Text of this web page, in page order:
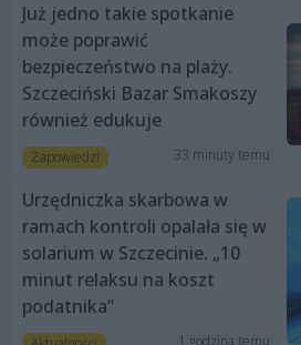
Już jedno takie spotkanie
może poprawić
bezpieczeństwo na plaży.
Szczeciński Bazar Smakoszy
również edukuje
Zapowiedzi 33 minuty temu
Urzędniczka skarbowa w
ramach kontroli opalała się w
solarium w Szczecinie. „10
minut relaksu na koszt
podatnika”